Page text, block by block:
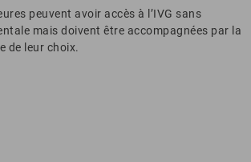
peuvent avoir accès à l’IVG sans
mais doivent être accompagnées par la
de leur choix.